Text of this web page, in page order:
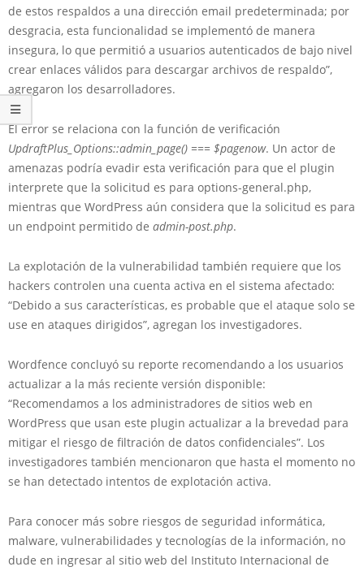
de estos respaldos a una dirección email predeterminada; por
desgracia, esta funcionalidad se implementó de manera
insegura, lo que permitió a usuarios autenticados de bajo nivel
crear enlaces válidos para descargar archivos de respaldo”,
agregaron los desarrolladores.
El error se relaciona con la función de verificación
UpdraftPlus_Options::admin_page() === $pagenow. Un actor de
amenazas podría evadir esta verificación para que el plugin
interprete que la solicitud es para options-general.php,
mientras que WordPress aún considera que la solicitud es para
un endpoint permitido de admin-post.php.
La explotación de la vulnerabilidad también requiere que los
hackers controlen una cuenta activa en el sistema afectado:
“Debido a sus características, es probable que el ataque solo se
use en ataques dirigidos”, agregan los investigadores.
Wordfence concluyó su reporte recomendando a los usuarios
actualizar a la más reciente versión disponible:
“Recomendamos a los administradores de sitios web en
WordPress que usan este plugin actualizar a la brevedad para
mitigar el riesgo de filtración de datos confidenciales”. Los
investigadores también mencionaron que hasta el momento no
se han detectado intentos de explotación activa.
Para conocer más sobre riesgos de seguridad informática,
malware, vulnerabilidades y tecnologías de la información, no
dude en ingresar al sitio web del Instituto Internacional de